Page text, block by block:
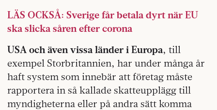
LÄS OCKSÅ: Sverige får betala dyrt när EU
ska slicka såren efter corona
USA och även vissa länder i Europa, till
exempel Storbritannien, har under många år
haft system som innebär att företag måste
rapportera in så kallade skatteupplägg till
myndigheterna eller på andra sätt komma